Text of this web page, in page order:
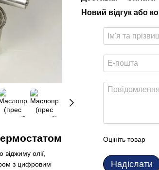
олії,
з цифровим
Новий відгук або
Оцініть товар
Надіслати